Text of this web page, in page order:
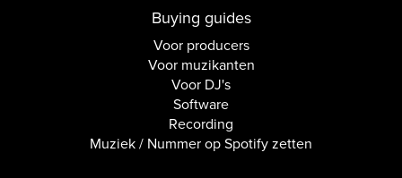
Buying guides
Voor producers
Voor muzikanten
Voor DJ's
Software
Recording
Muziek / Nummer op Spotify zetten